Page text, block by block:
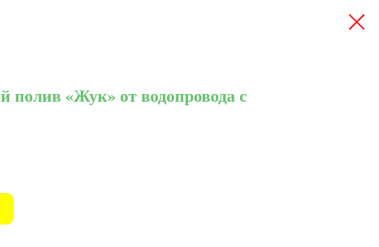
полив «Жук» от водопровода с